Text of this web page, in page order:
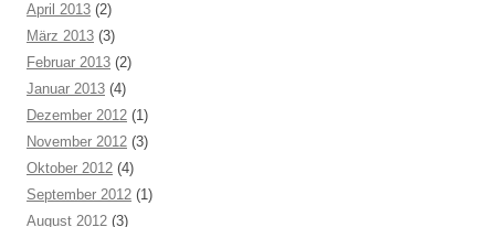
April 2013 (2)
März 2013 (3)
Februar 2013 (2)
Januar 2013 (4)
Dezember 2012 (1)
November 2012 (3)
Oktober 2012 (4)
September 2012 (1)
August 2012 (3)